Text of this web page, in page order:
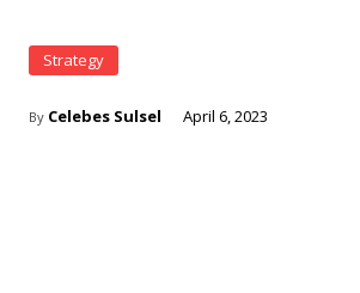
Strategy
By Celebes Sulsel April 6, 2023